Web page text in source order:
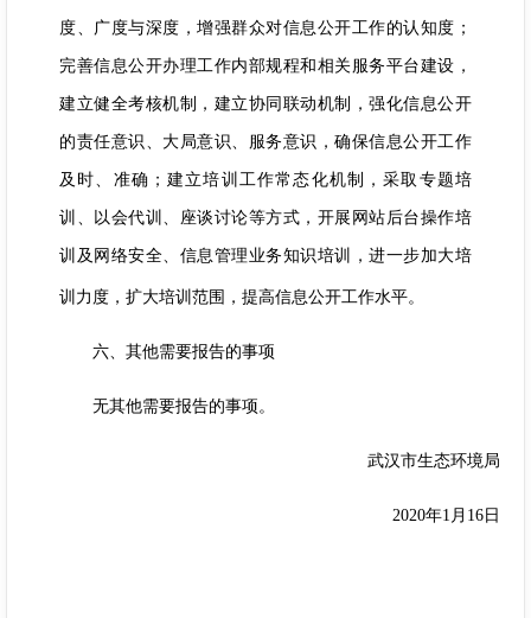
度、广度与深度，增强群众对信息公开工作的认知度；
完善信息公开办理工作内部规程和相关服务平台建设，
建立健全考核机制，建立协同联动机制，强化信息公开
的责任意识、大局意识、服务意识，确保信息公开工作
及时、准确；建立培训工作常态化机制，采取专题培
训、以会代训、座谈讨论等方式，开展网站后台操作培
训及网络安全、信息管理业务知识培训，进一步加大培
训力度，扩大培训范围，提高信息公开工作水平。
六、其他需要报告的事项
无其他需要报告的事项。
武汉市生态环境局
2020年1月16日